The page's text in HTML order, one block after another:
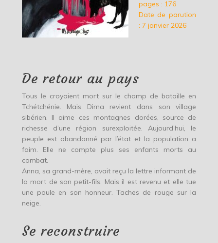
pages : 176
Date de parution
: 7 janvier 2026
De retour au pays
Tous le croyaient mort sur le champ de bataille en
Tchétchénie. Mais Dima revient dans son village
sibérien. Il aime ces montagnes dorées, source de
richesse d’une région surexploitée. Aujourd’hui, le
peuple est abandonné par l’état et la population a
faim. Elle ne compte plus ses enfants morts au
combat.
Anna, sa grand-mère, avait reçu la lettre informant de
la mort de son petit-fils. Mais il est revenu et elle tue
une poule en son honneur. Taches de rouge sur la
neige.
Se reconstruire